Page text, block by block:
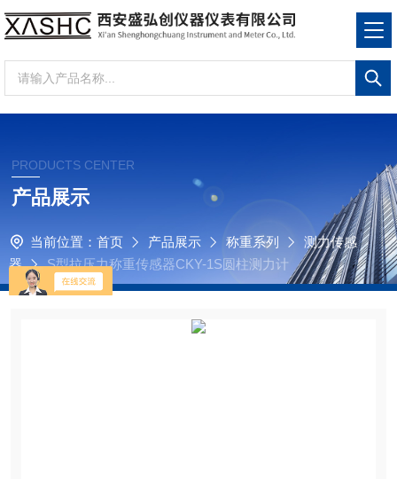
PRODUCTS CENTER
产品展示
当前位置： 首页 产品展示 称重系列
测力传感
器
S型拉压力称重传感器CKY-1S圆柱测力计